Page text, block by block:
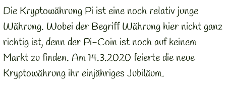
Die Kryptowährung Pi ist eine noch relativ junge
Währung. Wobei der Begriff Währung hier nicht ganz
richtig ist, denn der Pi-Coin ist noch auf keinem
Markt zu finden. Am 14.3.2020 feierte die neue
Kryptowährung ihr einjähriges Jubiläum.